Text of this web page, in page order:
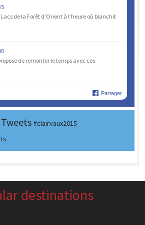
de la Forêt d’Orient à l’heure où blanchit
de remonter le temps avec ces
Partager
Tweets#clairvaux2015
destinations